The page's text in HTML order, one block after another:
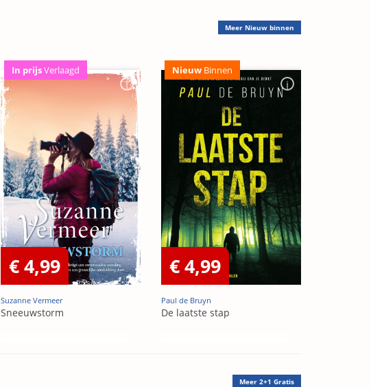
Meer Nieuw binnen
In prijsVerlaagd
€ 4,99
Suzanne Vermeer
Sneeuwstorm
Nieuw Binnen
€ 4,99
Paul de Bruyn
De laatste stap
Meer 2+1 Gratis